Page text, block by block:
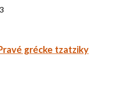
grécke tzatziky